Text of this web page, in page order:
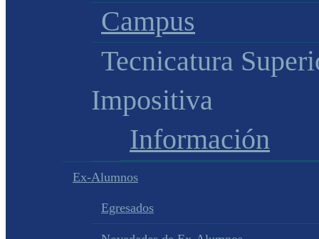
Campus
Tecnicatura
Impositiva
Información
Ex-Alumnos
Egresados